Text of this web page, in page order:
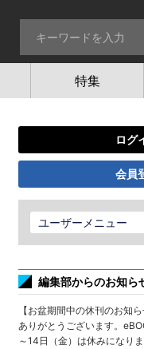
特集
ログ
会員
ユーザーメニュー
編集部からのお知ら
【お盆期間中の休刊のお知
ありがとうございます。
～14日（金）は休みになり